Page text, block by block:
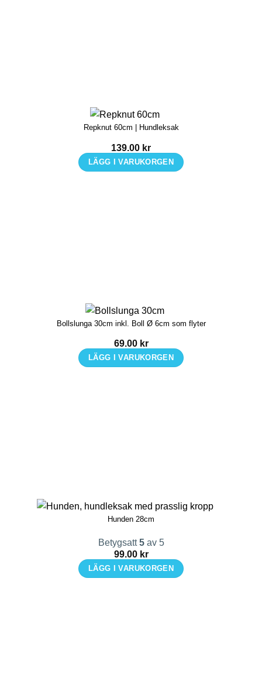
Repknut 60cm | Hundleksak
139.00 kr
LÄGG I VARUKORGEN
Bollslunga 30cm inkl. Boll Ø 6cm som flyter
69.00 kr
LÄGG I VARUKORGEN
Hunden 28cm
Betygsatt5av 5
99.00 kr
LÄGG I VARUKORGEN